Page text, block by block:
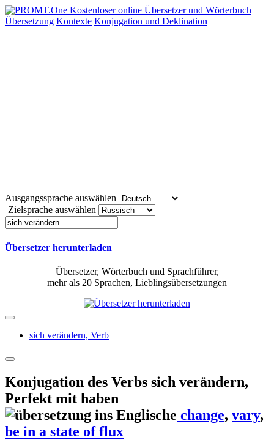
Übersetzung Kontexte Konjugation und Deklination
Ausgangssprache auswählen
Zielsprache auswählen
Übersetzer herunterladen
Übersetzer, Wörterbuch und Sprachführer,
mehr als 20 Sprachen, Lieblingsübersetzungen
sich verändern, Verb
Konjugation des Verbs sich verändern,
Perfekt mit haben
change, vary,
be in a state of flux